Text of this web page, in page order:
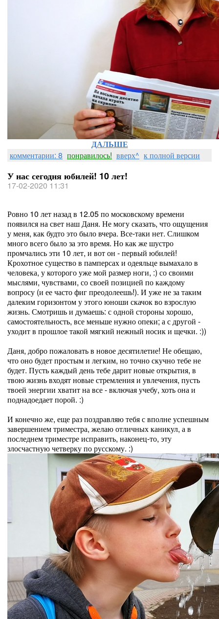
ДАЛЬШЕ
комментарии: 8 понравилось! вверх^ к полной версии
У нас сегодня юбилей! 10 лет!
17-02-2020 11:31
Ровно 10 лет назад в 12.05 по московскому времени
появился на свет наш Даня. Не могу сказать, что ощущения
у меня, как будто это было вчера. Все-таки нет. Слишком
много всего было за это время. Но как же шустро
промчались эти 10 лет, и вот он - первый юбилей!
Крохотное существо в памперсах и одеяльце вымахало в
человека, у которого уже мой размер ноги, :) со своими
мыслями, чувствами, со своей позицией по каждому
вопросу (и ее часто фиг преодолеешь!). И уже не за таким
далеким горизонтом у этого юноши скачок во взрослую
жизнь. Смотришь и думаешь: с одной стороны хорошо,
самостоятельность, все меньше нужно опеки; а с другой -
уходит в прошлое такой мягкий нежный носик и щечки. :))
Даня, добро пожаловать в новое десятилетие! Не обещаю,
что оно будет простым и легким, но точно скучно тебе не
будет. Пусть каждый день тебе дарит новые открытия, в
твою жизнь входят новые стремления и увлечения, пусть
твоей энергии хватит на все - включая учебу, хоть она и
поднадоедает порой. :)
И конечно же, еще раз поздравляю тебя с вполне успешным
завершением триместра, желаю отличных каникул, а в
последнем триместре исправить, наконец-то, эту
злосчастную четверку по русскому. :)